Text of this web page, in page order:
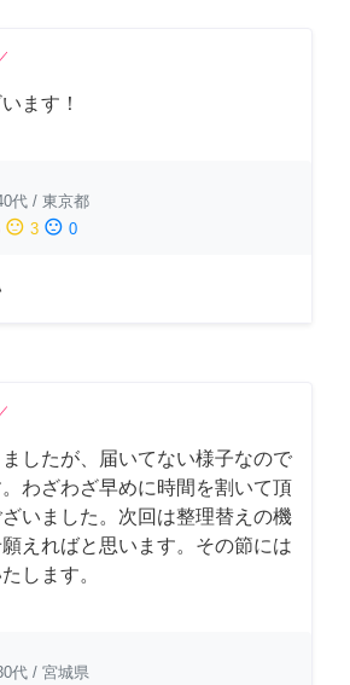
ます！
代 / 東京都
sentiment_neutral 3 sentiment_dissatisfied 0
したが、届いてない様子なので
わざわざ早めに時間を割いて頂
いました。次回は整理替えの機
えればと思います。その節には
します。
代 / 宮城県